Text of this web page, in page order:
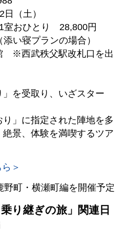
（土）
1室おひとり 28,800円
い寝プランの場合）
※西武秩父駅改札口を出
を受取り、いざスター
」に指定された陣地を多
景、体験を満喫するツア
＞
町・横瀬町編を開催予定
り継ぎの旅」関連日